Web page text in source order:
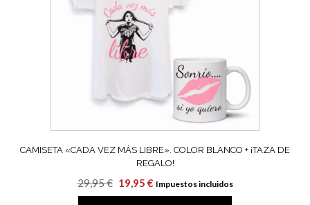
se
de
producto
CAMISETA «CADA VEZ MÁS LIBRE». COLOR BLANCO + ¡TAZA DE
REGALO!
29,95€ El
precio
19,95 €El
precio
Impuestos incluidos